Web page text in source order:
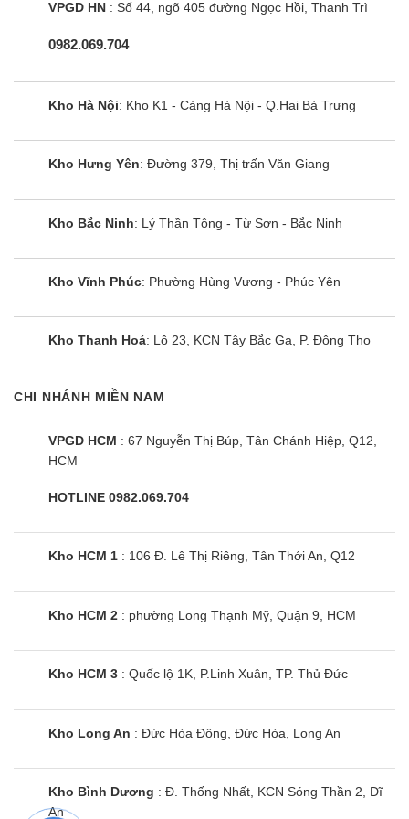
Tủ đông LG GN-F304PS | 165L 1
ngăn 1 cánh inverter
VPGD HN : Số 44, ngõ 405 đường Ngọc Hồi, Thanh Trì
0982.069.704
Kho Hà Nội: Kho K1 - Cảng Hà Nội - Q.Hai Bà Trưng
Kho Hưng Yên: Đường 379, Thị trấn Văn Giang
Kho Bắc Ninh: Lý Thần Tông - Từ Sơn - Bắc Ninh
Kho Vĩnh Phúc: Phường Hùng Vương - Phúc Yên
Kho Thanh Hoá: Lô 23, KCN Tây Bắc Ga, P. Đông Thọ
CHI NHÁNH MIỀN NAM
VPGD HCM : 67 Nguyễn Thị Búp, Tân Chánh Hiệp, Q12,
HCM
HOTLINE 0982.069.704
Kho HCM 1 : 106 Đ. Lê Thị Riêng, Tân Thới An, Q12
Kho HCM 2 : phường Long Thạnh Mỹ, Quận 9, HCM
Kho HCM 3 : Quốc lộ 1K, P.Linh Xuân, TP. Thủ Đức
Kho Long An : Đức Hòa Đông, Đức Hòa, Long An
Kho Bình Dương : Đ. Thống Nhất, KCN Sóng Thần 2, Dĩ
An